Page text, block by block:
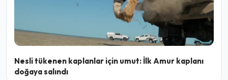
Nesli tükenen kaplanlar için umut: İlk Amur kaplanı
doğaya salındı